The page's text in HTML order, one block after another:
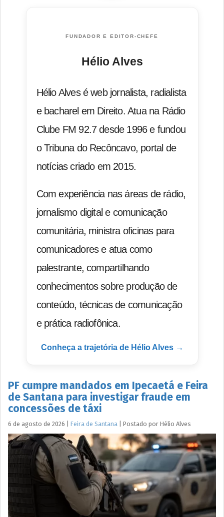
FUNDADOR E EDITOR-CHEFE
Hélio Alves
Hélio Alves é web jornalista, radialista
e bacharel em Direito. Atua na Rádio
Clube FM 92.7 desde 1996 e fundou
o Tribuna do Recôncavo, portal de
notícias criado em 2015.
Com experiência nas áreas de rádio,
jornalismo digital e comunicação
comunitária, ministra oficinas para
comunicadores e atua como
palestrante, compartilhando
conhecimentos sobre produção de
conteúdo, técnicas de comunicação
e prática radiofônica.
Conheça a trajetória de Hélio Alves →
PF cumpre mandados em Ipecaetá e Feira
de Santana para investigar fraude em
concessões de táxi
6 de agosto de 2026 Feira de Santana Postado por Hélio Alves